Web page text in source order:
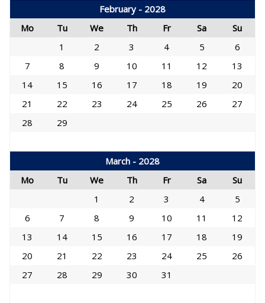
February - 2028
Mo
Tu We Th Fr Sa
Su
1
2 3 4 5
6
7
8 9 10 11 12
13
14
15 16 17 18 19
20
21
22 23 24 25 26
27
28
29
March - 2028
Mo
Tu We Th Fr Sa
Su
1
2 3 4
5
6
7 8 9 10 11
12
13
14 15 16 17 18
19
20
21 22 23 24 25
26
27
28 29 30 31